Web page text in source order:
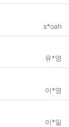
등록자
s*oah
등록자
유*영
등록자
이*영
등록자
이*일